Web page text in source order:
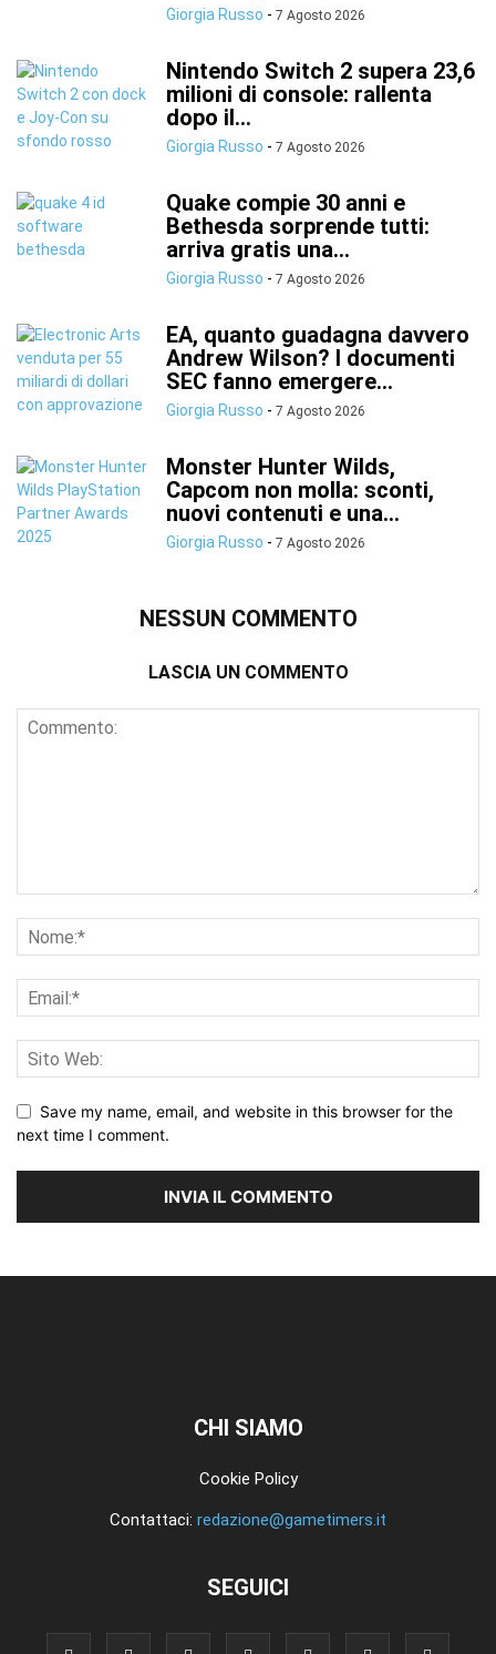
Giorgia Russo - 7 Agosto 2026
Nintendo Switch 2 supera 23,6
milioni di console: rallenta
dopo il...
Giorgia Russo - 7 Agosto 2026
Quake compie 30 anni e
Bethesda sorprende tutti:
arriva gratis una...
Giorgia Russo - 7 Agosto 2026
EA, quanto guadagna davvero
Andrew Wilson? I documenti
SEC fanno emergere...
Giorgia Russo - 7 Agosto 2026
Monster Hunter Wilds,
Capcom non molla: sconti,
nuovi contenuti e una...
Giorgia Russo - 7 Agosto 2026
NESSUN COMMENTO
LASCIA UN COMMENTO
Save my name, email, and website in this browser for the
next time I comment.
CHI SIAMO
Cookie Policy
Contattaci: redazione@gametimers.it
SEGUICI